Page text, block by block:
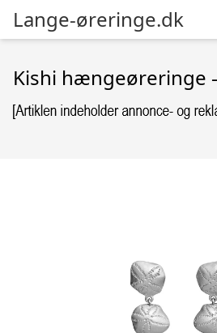
Lange-øreringe.dk
Kishi hængeøreringe